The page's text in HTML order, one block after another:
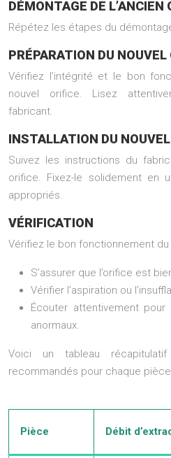
DÉMONTAGE DE L’ANCIEN
Répétez les étapes du
PRÉPARATION DU NOUVEL
Vérifiez l’intégrité et le bon
nouvel orifice. Lisez
fabricant.
INSTALLATION DU
Suivez les instructions du
orifice. Fixez-le solidement en
appropriés.
VÉRIFICATION
Vérifiez le bon fonctionnement du
S’assurer que l’orifice est
Vérifier l’aspiration ou
Écouter attentivement
anormaux.
Voici un tableau
recommandés pour chaque
Pièce Débit